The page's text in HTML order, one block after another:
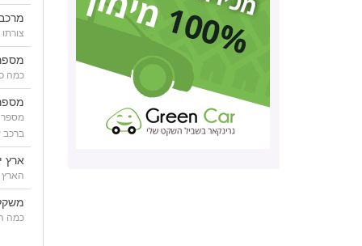
כמה
מספר
ברכב
ארץ
כמה